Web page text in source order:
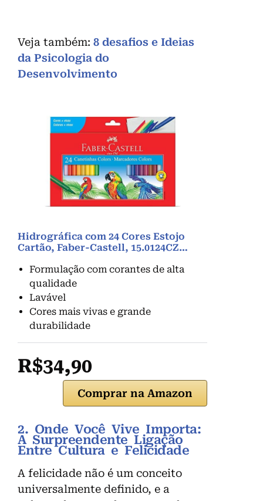
Veja também: 8 desafios e Ideias
da Psicologia do
Desenvolvimento
Hidrográfica com 24 Cores Estojo
Cartão, Faber-Castell, 15.0124CZ…
Formulação com corantes de alta
qualidade
Lavável
Cores mais vivas e grande
durabilidade
R$34,90
Comprar na Amazon
2. Onde Você Vive Importa:
A Surpreendente Ligação
Entre Cultura e Felicidade
A felicidade não é um conceito
universalmente definido, e a